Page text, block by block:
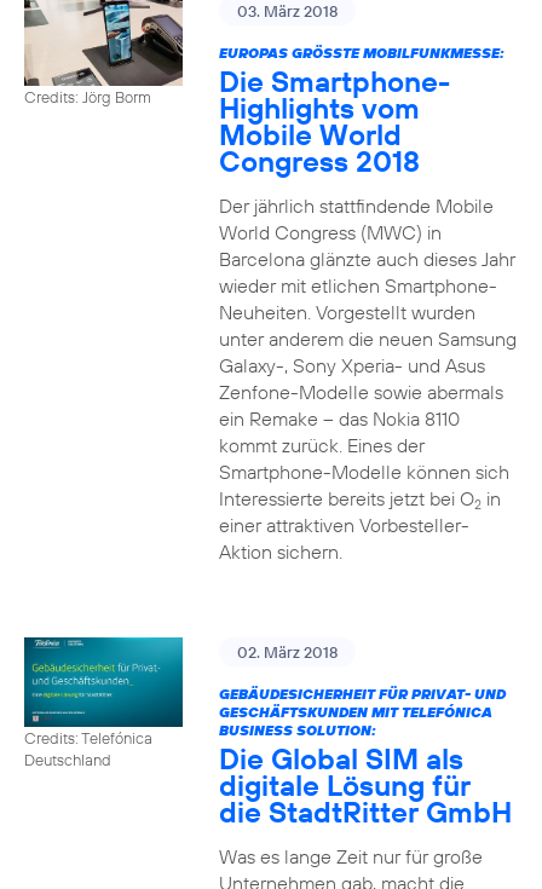
Credits: Jörg Borm
03. März 2018
EUROPAS GRÖSSTE MOBILFUNKMESSE:
Die Smartphone-
Highlights vom
Mobile World
Congress 2018
Der jährlich stattfindende Mobile
World Congress (MWC) in
Barcelona glänzte auch dieses Jahr
wieder mit etlichen Smartphone-
Neuheiten. Vorgestellt wurden
unter anderem die neuen Samsung
Galaxy-, Sony Xperia- und Asus
Zenfone-Modelle sowie abermals
ein Remake – das Nokia 8110
kommt zurück. Eines der
Smartphone-Modelle können sich
Interessierte bereits jetzt bei O2in
einer attraktiven Vorbesteller-
Aktion sichern.
Credits: Telefónica
Deutschland
02. März 2018
GEBÄUDESICHERHEIT FÜR PRIVAT- UND
GESCHÄFTSKUNDEN MIT TELEFÓNICA
BUSINESS SOLUTION:
Die Global SIM als
digitale Lösung für
die StadtRitter GmbH
Was es lange Zeit nur für große
Unternehmen gab, macht die